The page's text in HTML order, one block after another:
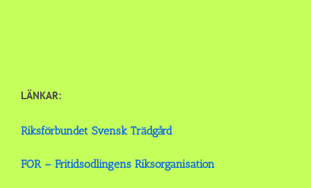
LÄNKAR:
Riksförbundet Svensk Trädgård
FOR – Fritidsodlingens Riksorganisation